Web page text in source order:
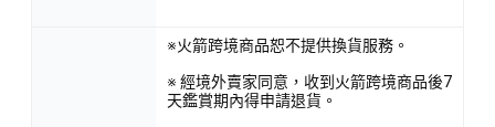
※火箭跨境商品恕不提供換貨服務。
※ 經境外賣家同意，收到火箭跨境商品後7
天鑑賞期內得申請退貨。